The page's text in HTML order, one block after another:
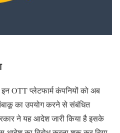
OTT प्लेटफार्म कंपनियों को अब
का उपयोग करने से संबंधित
ने यह आदेश जारी किया है इसके